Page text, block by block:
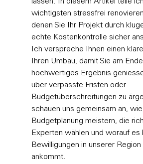
wichtigsten stressfrei
denen Sie Ihr Projekt durch
echte Kostenkontrolle sicher
Ich verspreche Ihnen einen
Ihren Umbau, damit Sie am
hochwertiges Ergebnis
über verpasste Fristen oder
Budgetüberschreitungen zu
schauen uns gemeinsam an,
Budgetplanung meistern, die
Experten wählen und worauf es
Bewilligungen in unserer
ankommt.